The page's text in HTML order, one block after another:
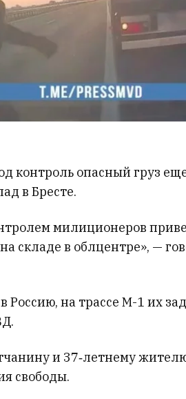
контроль опасный груз
в Бресте.
милиционеров
складе в облцентре», —
Россию, на трассе М-1 их
и 37‑летнему
свободы.